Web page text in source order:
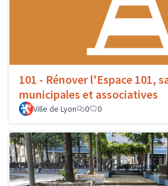
101 - Rénover l'Espace 101,
municipales et associatives
Ville de Lyon 0 0